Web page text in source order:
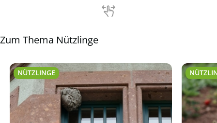
sogar gesundheitsgefährdend sein können.
Zum Thema Nützlinge
NÜTZLINGE